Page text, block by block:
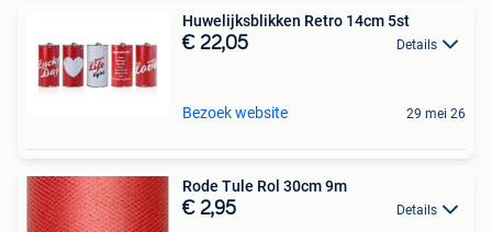
Huwelijksblikken Retro 14cm 5st
€ 22,05 Details
Bezoek website 29 mei 26
Rode Tule Rol 30cm 9m
€ 2,95 Details